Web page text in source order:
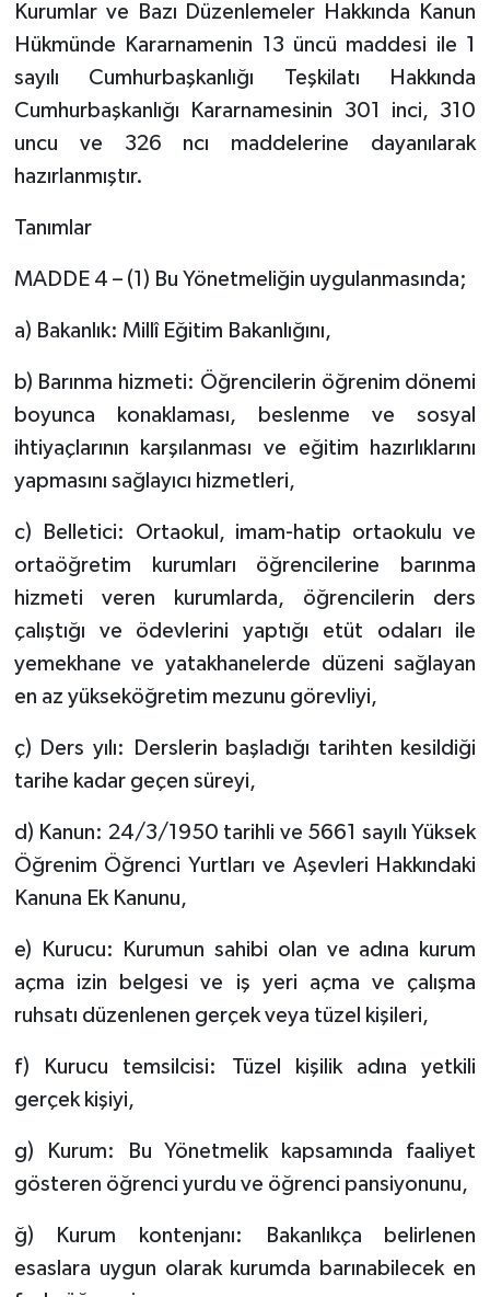
Kurumlar ve Bazı Düzenlemeler Hakkında Kanun
Hükmünde Kararnamenin 13 üncü maddesi ile 1
sayılı Cumhurbaşkanlığı Teşkilatı Hakkında
Cumhurbaşkanlığı Kararnamesinin 301 inci, 310
uncu ve 326 ncı maddelerine dayanılarak
hazırlanmıştır.
Tanımlar
MADDE 4 – (1) Bu Yönetmeliğin uygulanmasında;
a) Bakanlık: Millî Eğitim Bakanlığını,
b) Barınma hizmeti: Öğrencilerin öğrenim dönemi
boyunca konaklaması, beslenme ve sosyal
ihtiyaçlarının karşılanması ve eğitim hazırlıklarını
yapmasını sağlayıcı hizmetleri,
c) Belletici: Ortaokul, imam-hatip ortaokulu ve
ortaöğretim kurumları öğrencilerine barınma
hizmeti veren kurumlarda, öğrencilerin ders
çalıştığı ve ödevlerini yaptığı etüt odaları ile
yemekhane ve yatakhanelerde düzeni sağlayan
en az yükseköğretim mezunu görevliyi,
ç) Ders yılı: Derslerin başladığı tarihten kesildiği
tarihe kadar geçen süreyi,
d) Kanun: 24/3/1950 tarihli ve 5661 sayılı Yüksek
Öğrenim Öğrenci Yurtları ve Aşevleri Hakkındaki
Kanuna Ek Kanunu,
e) Kurucu: Kurumun sahibi olan ve adına kurum
açma izin belgesi ve iş yeri açma ve çalışma
ruhsatı düzenlenen gerçek veya tüzel kişileri,
f) Kurucu temsilcisi: Tüzel kişilik adına yetkili
gerçek kişiyi,
g) Kurum: Bu Yönetmelik kapsamında faaliyet
gösteren öğrenci yurdu ve öğrenci pansiyonunu,
ğ) Kurum kontenjanı: Bakanlıkça belirlenen
esaslara uygun olarak kurumda barınabilecek en